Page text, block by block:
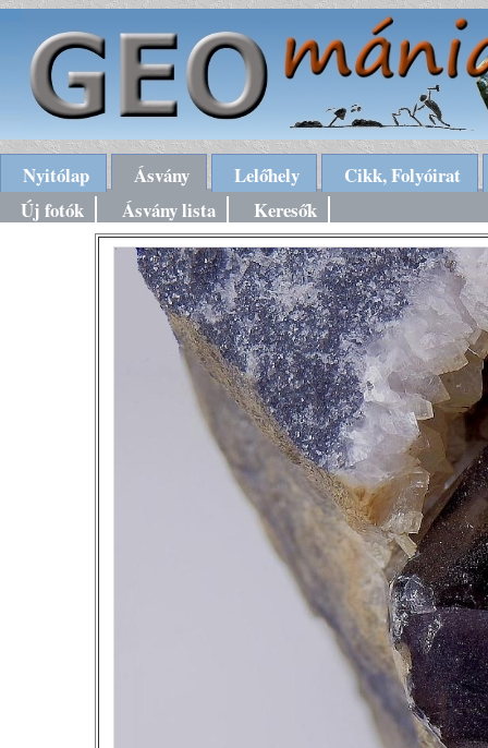
Nyitólap Ásvány Lelőhely
Cikk, Folyóirat
Új fotók
Ásvány lista Keresők